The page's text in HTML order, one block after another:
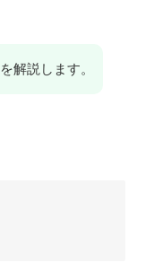
解説します。